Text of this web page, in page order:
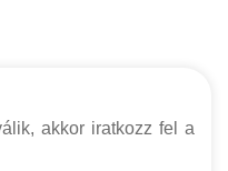
akkor iratkozz fel a